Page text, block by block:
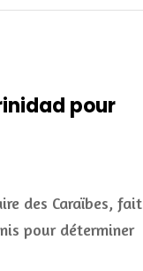
pour
des Caraïbes, fait
pour déterminer